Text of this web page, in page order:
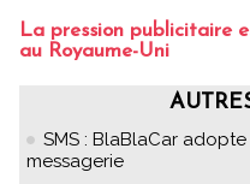
La pression publicitaire
au Royaume-Uni
SMS : BlaBlaCar
messagerie